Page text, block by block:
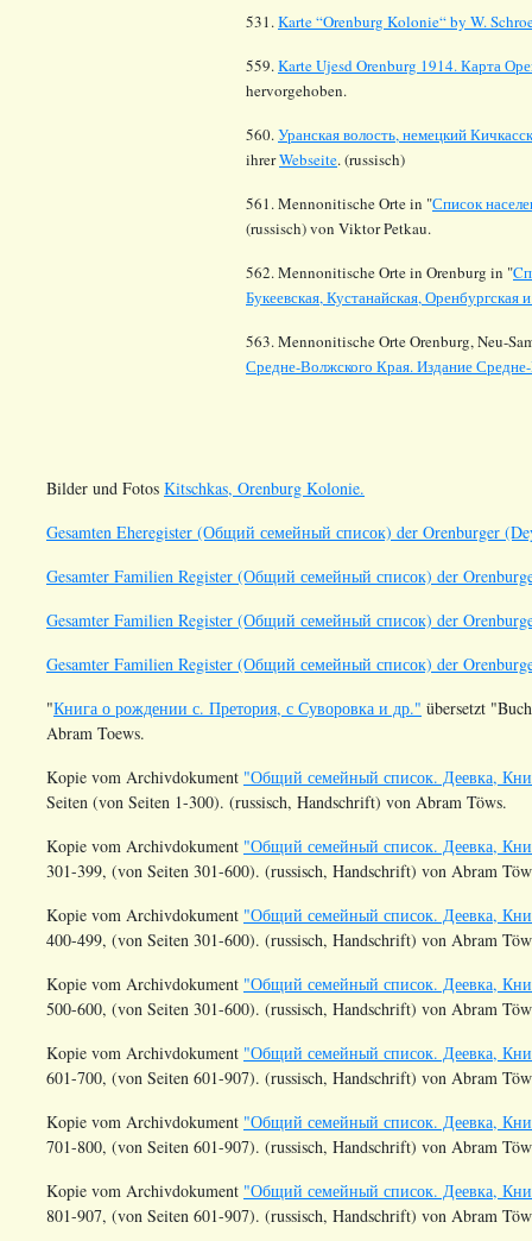
531.Karte “Orenburg Kolonie“ by W.
559.Karte Ujesd Orenburg 1914. Карта
hervorgehoben.
560.Уранская волость, немецкий
ihrerWebseite. (russisch)
561. Mennonitische Orte in "Список
(russisch) von Viktor Petkau.
562. Mennonitische Orte in Orenburg in "
Букеевская, Кустанайская,
563. Mennonitische Orte Orenburg, Neu-
Средне-Волжского Края. Издание
Bilder und Fotos Kitschkas, Orenburg Kolonie.
Gesamten Eheregister (Общий семейный список) der Orenburger
Gesamter Familien Register (Общий семейный список) der
Gesamter Familien Register (Общий семейный список) der
Gesamter Familien Register (Общий семейный список) der
"Книга о рождении с. Претория, с Суворовка и др." übersetzt
Abram Toews.
Kopie vom Archivdokument "Общий семейный список. Деевка,
Seiten (von Seiten 1-300). (russisch, Handschrift) von Abram Töws.
Kopie vom Archivdokument "Общий семейный список. Деевка,
301-399, (von Seiten 301-600). (russisch, Handschrift) von Abram
Kopie vom Archivdokument "Общий семейный список. Деевка,
400-499, (von Seiten 301-600). (russisch, Handschrift) von Abram
Kopie vom Archivdokument "Общий семейный список. Деевка,
500-600, (von Seiten 301-600). (russisch, Handschrift) von Abram
Kopie vom Archivdokument "Общий семейный список. Деевка,
601-700, (von Seiten 601-907). (russisch, Handschrift) von Abram
Kopie vom Archivdokument "Общий семейный список. Деевка,
701-800, (von Seiten 601-907). (russisch, Handschrift) von Abram
Kopie vom Archivdokument "Общий семейный список. Деевка,
801-907, (von Seiten 601-907). (russisch, Handschrift) von Abram